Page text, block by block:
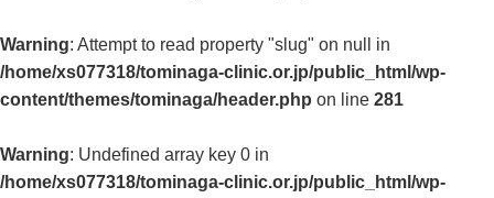
Warning: Attempt to read property "slug" on null in
/home/xs077318/tominaga-clinic.or.jp/public_html/wp-
content/themes/tominaga/header.php on line 281
Warning: Undefined array key 0 in
/home/xs077318/tominaga-clinic.or.jp/public_html/wp-